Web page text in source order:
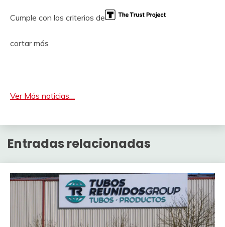
Cumple con los criterios de
cortar más
Ver Más noticias…
Entradas relacionadas